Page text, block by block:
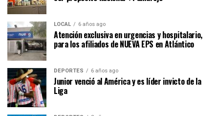
LOCAL 6 años ago
Atención exclusiva en urgencias y hospitalario,
para los afiliados de NUEVA EPS en Atlántico
DEPORTES 6 años ago
Junior venció al América y es líder invicto de la
Liga